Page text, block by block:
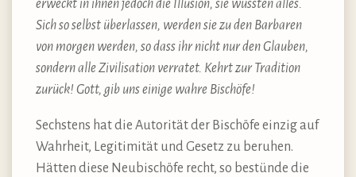
erweckt in ihnen jedoch die Illusion, sie wüssten alles.
Sich so selbst überlassen, werden sie zu den Barbaren
von morgen werden, so dass ihr nicht nur den Glauben,
sondern alle Zivilisation verratet. Kehrt zur Tradition
zurück! Gott, gib uns einige wahre Bischöfe!
Sechstens hat die Autorität der Bischöfe einzig auf
Wahrheit, Legitimität und Gesetz zu beruhen.
Hätten diese Neubischöfe recht, so bestünde die